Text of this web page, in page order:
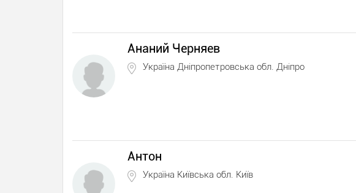
Ананий Черняев
Україна Дніпропетровська обл. Дніпро
Антон
Україна Київська обл. Київ